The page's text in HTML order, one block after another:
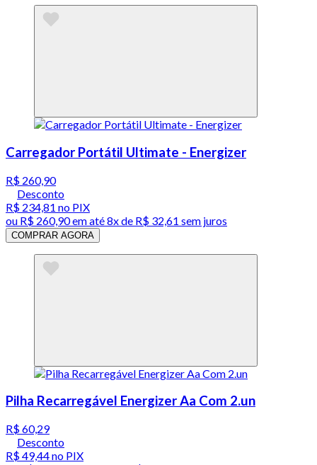
Carregador Portátil Ultimate - Energizer
R$ 260,90
Desconto
R$ 234,81 no PIX
ou R$ 260,90em até8x de R$ 32,61 sem juros
COMPRAR AGORA
Pilha Recarregável Energizer Aa Com 2.un
R$ 60,29
Desconto
R$ 49,44no PIX